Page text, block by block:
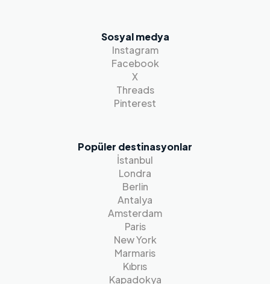
Sosyal medya
Instagram
Facebook
X
Threads
Pinterest
Popüler destinasyonlar
İstanbul
Londra
Berlin
Antalya
Amsterdam
Paris
New York
Marmaris
Kıbrıs
Kapadokya